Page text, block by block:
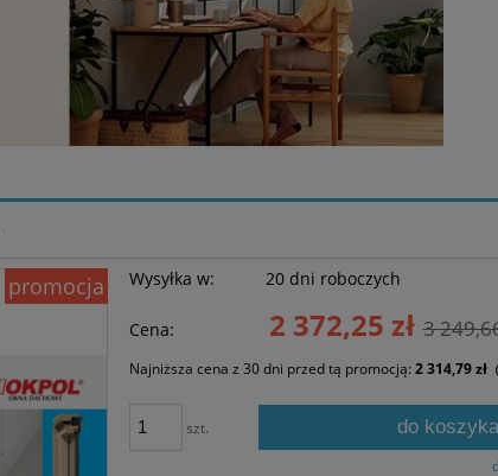
promocja
Wysyłka w: 20 dni roboczych
Cena: 2 372,25 zł 3
Najniższa cena z 30 dni przed tą promocją:2 314,79 zł
Jeżeli produkt jest sprzedawany krócej niż
30 dni, wyświetlana jest najniższa cena od
szt. do